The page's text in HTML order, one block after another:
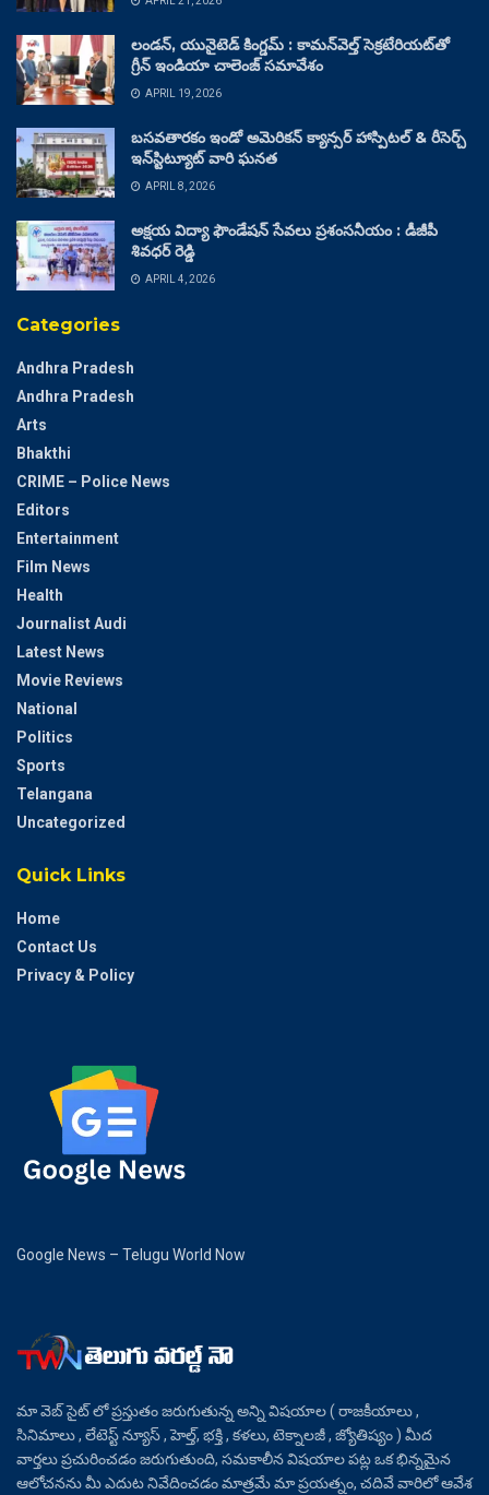
లండన్, యునైటెడ్ కింగ్డమ్ : కామన్‌వెల్త్ సెక్రటేరియట్‌తో
గ్రీన్ ఇండియా చాలెంజ్ సమావేశం
APRIL 19, 2026
బసవతారకం ఇండో అమెరికన్ క్యాన్సర్ హాస్పిటల్ & రీసెర్చ్
ఇన్‌స్టిట్యూట్ వారి ఘనత
APRIL 8, 2026
అక్షయ విద్యా ఫౌండేషన్ సేవలు ప్రశంసనీయం : డీజీపీ
శివధర్ రెడ్డి
APRIL 4, 2026
Categories
Andhra Pradesh
Andhra Pradesh
Arts
Bhakthi
CRIME – Police News
Editors
Entertainment
Film News
Health
Journalist Audi
Latest News
Movie Reviews
National
Politics
Sports
Telangana
Uncategorized
Quick Links
Home
Contact Us
Privacy & Policy
Google News – Telugu World Now
మా వెబ్ సైట్ లో ప్రస్తుతం జరుగుతున్న అన్ని విషయాల ( రాజకీయాలు ,
సినిమాలు , లేటెస్ట్ న్యూస్ , హెల్త్, భక్తి , కళలు, టెక్నాలజీ , జ్యోతిష్యం ) మీద
వార్తలు ప్రచురించడం జరుగుతుంది, సమకాలీన విషయాల పట్ల ఒక భిన్నమైన
ఆలోచనను మీ ఎదుట నివేదించడం మాత్రమే మా ప్రయత్నం, చదివే వారిలో ఆవేశ